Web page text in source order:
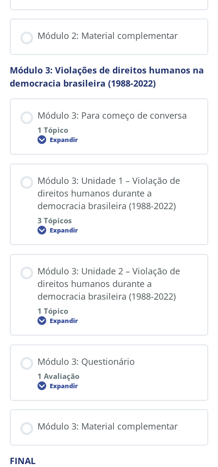
Módulo 2: Material complementar
Módulo 3: Violações de direitos humanos na
democracia brasileira (1988-2022)
Módulo 3: Para começo de conversa
1 Tópico
Expandir
Módulo 3: Unidade 1 – Violação de
direitos humanos durante a
democracia brasileira (1988-2022)
3 Tópicos
Expandir
Módulo 3: Unidade 2 – Violação de
direitos humanos durante a
democracia brasileira (1988-2022)
1 Tópico
Expandir
Módulo 3: Questionário
1 Avaliação
Expandir
Módulo 3: Material complementar
FINAL